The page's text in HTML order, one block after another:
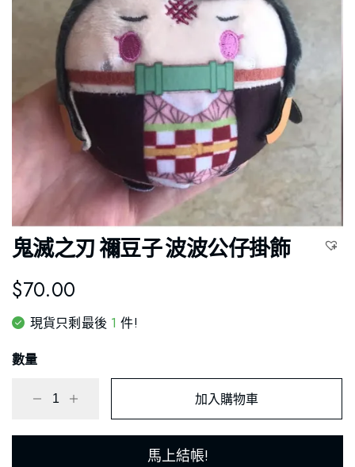
鬼滅之刃 禰豆子 波波公仔掛飾
$70.00
現貨只剩最後 1 件!
數量
加入購物車
馬上結帳!